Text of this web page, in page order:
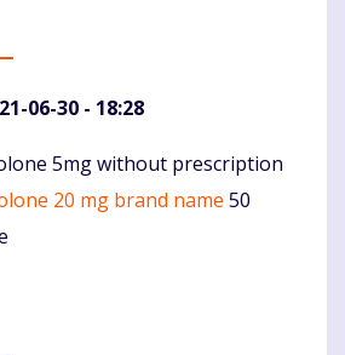
06-30 - 18:28
5mg without prescription
20 mg brand name 50